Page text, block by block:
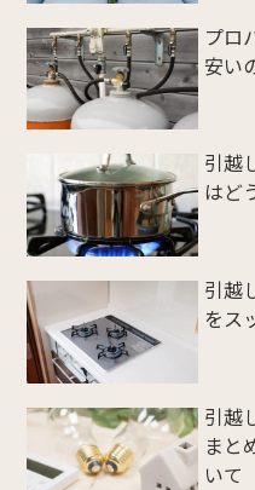
プロ
安い
引越
はど
引越
をス
引越
まと
いて